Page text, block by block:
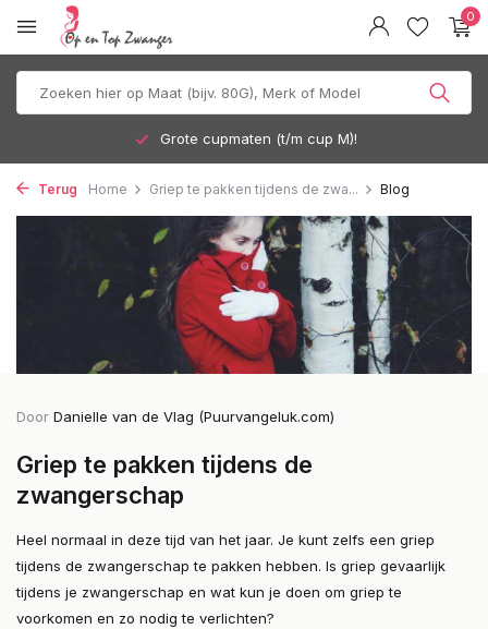
0
Gratis verzending vanaf 35 euro
Terug Home Griep te pakken tijdens de zwa... Blog
Door Danielle van de Vlag (Puurvangeluk.com)
Griep te pakken tijdens de
zwangerschap
Heel normaal in deze tijd van het jaar. Je kunt zelfs een griep
tijdens de zwangerschap te pakken hebben. Is griep gevaarlijk
tijdens je zwangerschap en wat kun je doen om griep te
voorkomen en zo nodig te verlichten?